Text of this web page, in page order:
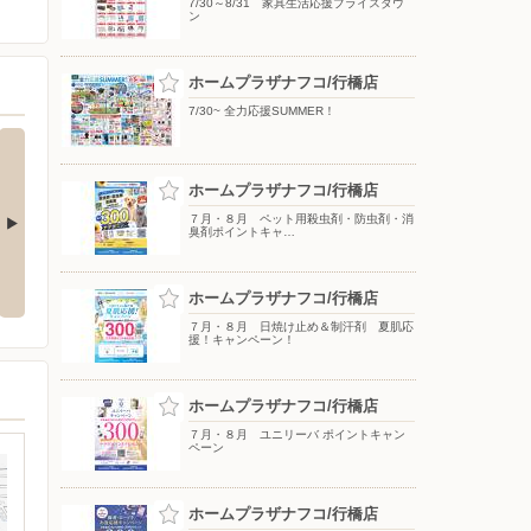
8/1 夏物クリアランス！
7/30～8/31 家具生活応援プライスダウ
ン
ホームプラザナフコ/行橋店
7/30~ 全力応援SUMMER！
ホームプラザナフコ/行橋店
７月・８月 ペット用殺虫剤・防虫剤・消
臭剤ポイントキャ…
ホームプラザナフコ/行橋店
７月・８月 日焼け止め＆制汗剤 夏肌応
援！キャンペーン！
ホームプラザナフコ/行橋店
７月・８月 ユニリーバ ポイントキャン
ペーン
ホームプラザナフコ/行橋店